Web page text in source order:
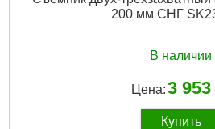
200 мм СНГ
В наличии
Цена:3 953
Купить